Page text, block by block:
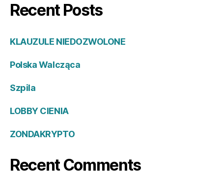
Recent Posts
KLAUZULE NIEDOZWOLONE
Polska Walcząca
Szpila
LOBBY CIENIA
ZONDAKRYPTO
Recent Comments